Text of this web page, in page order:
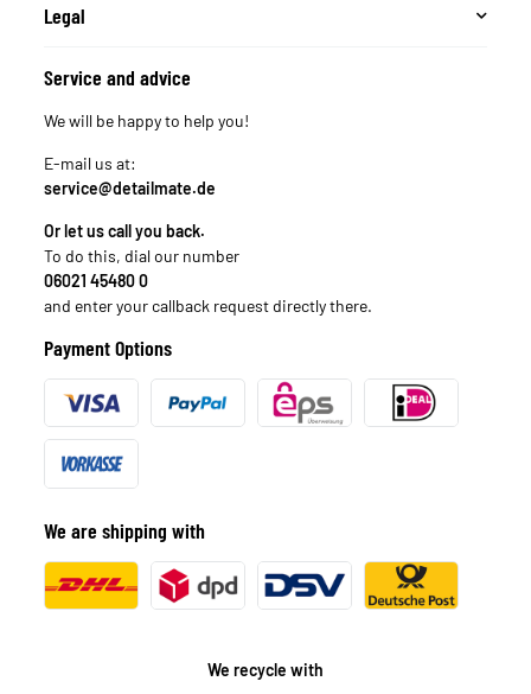
Legal
Service and advice
We will be happy to help you!
E-mail us at:
service@detailmate.de
Or let us call you back.
To do this, dial our number
06021 45480 0
and enter your callback request directly there.
Payment Options
We are shipping with
We recycle with